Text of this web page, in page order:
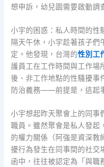
想申訴，幼兒園需要啟動調
小宇的困惑：私人時間的性
隔天午休，小宇趁著孩子們
定。他發現，台灣的性別工
護員工在工作時間與工作場
後、非工作地點的性騷擾事
防治義務——前提是，這起
小宇想起昨天聚會上的同事
職員。雖然聚會是私人發起
的權力關係（阿強是資深教
擾行為發生在同事間的社交
函中，往往被認定為「與職